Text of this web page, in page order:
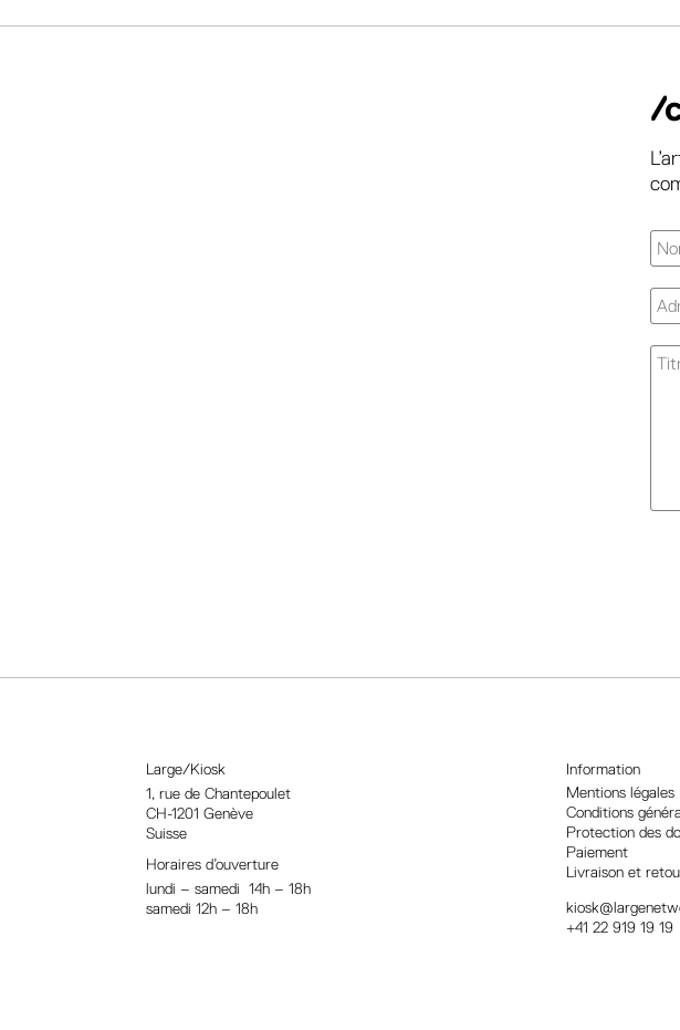
/
n
i
v
e
Large/Kiosk
1, rue de Chantepoulet
CH-1201 Genève
Suisse
Horaires d’ouverture
lundi – samedi 14h – 18h
samedi 12h – 18h
Information
Mentions légales
Conditions
Protection des
Paiement
Livraison et
+41 22 919 19 19